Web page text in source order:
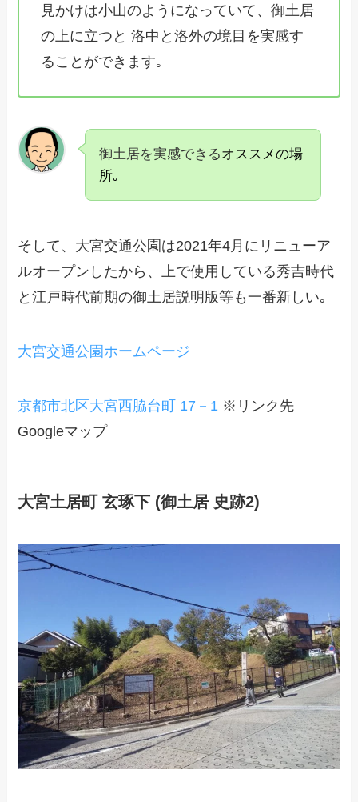
見かけは小山のようになっていて、御土居
の上に立つと 洛中と洛外の境目を実感す
ることができます｡
御土居を実感できるオススメの場
所｡
そして、大宮交通公園は2021年4月にリニューア
ルオープンしたから、上で使用している秀吉時代
と江戸時代前期の御土居説明版等も一番新しい｡
大宮交通公園ホームページ
京都市北区大宮西脇台町 17－1 ※リンク先
Googleマップ
大宮土居町 玄琢下 (御土居 史跡2)